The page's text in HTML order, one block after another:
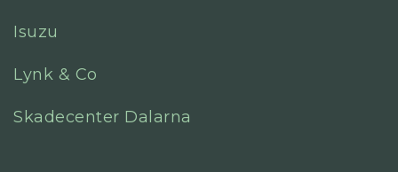
Isuzu
Lynk & Co
Skadecenter Dalarna